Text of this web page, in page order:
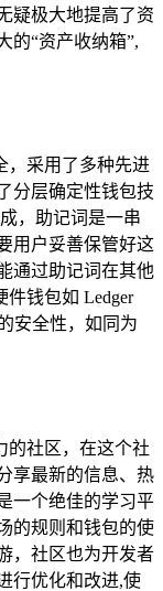
疑极大地提高了资
的“资产收纳箱”,
，采用了多种先进
分层确定性钱包技
，助记词是一串
用户妥善保管好这
通过助记词在其他
件钱包如 Ledger
安全性，如同为
的社区，在这个社
享最新的信息、热
一个绝佳的学习平
的规则和钱包的使
，社区也为开发者
行优化和改进,使